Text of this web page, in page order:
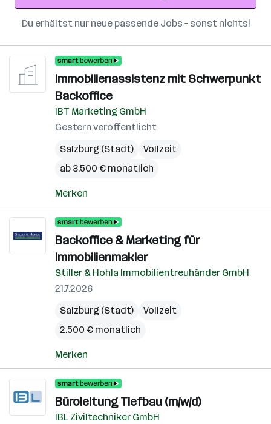
Du erhältst nur neue passende Jobs – sonst nichts!
Immobilienassistenz mit Schwerpunkt
Backoffice
IBT Marketing GmbH
Gestern veröffentlicht
Salzburg (Stadt)
Vollzeit
ab 3.500 € monatlich
Merken
Backoffice & Marketing für
Immobilienmakler
Stiller & Hohla Immobilientreuhänder GmbH
21.7.2026
Salzburg (Stadt)
Vollzeit
2.500 € monatlich
Merken
Büroleitung Tiefbau (m/w/d)
IBL Ziviltechniker GmbH